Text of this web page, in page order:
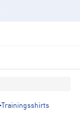
Trainingsshirts